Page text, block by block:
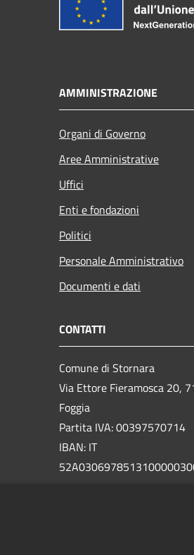
AMMINISTRAZIONE
Organi di Governo
Aree Amministrative
Uffici
Enti e fondazioni
Politici
Personale Amministrativo
Documenti e dati
CONTATTI
Comune di Stornara
Via Ettore Fieramosca 20,
Foggia
Partita IVA: 00397570714
IBAN: IT